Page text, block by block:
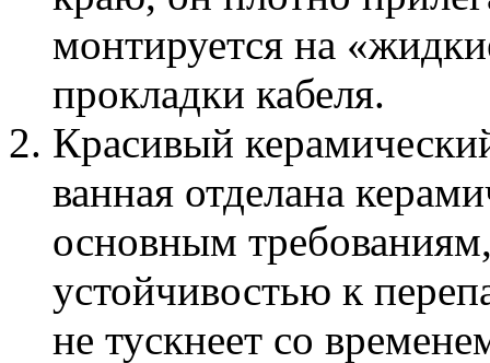
монтируется на
прокладки кабеля.
Красивый
ванная отделана
основным
устойчивостью к
не тускнеет со